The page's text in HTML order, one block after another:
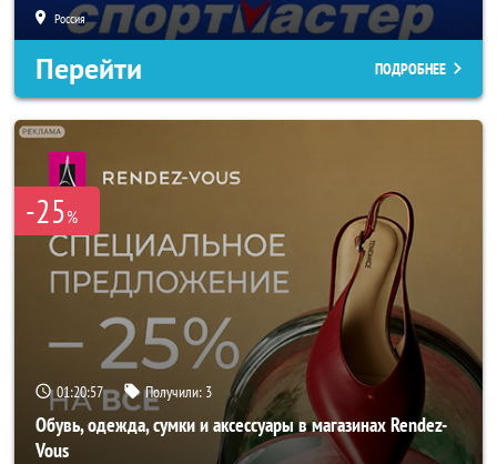
Россия
Перейти ПОДРОБНЕЕ
-25%
01:20:56 Получили: 3
Обувь, одежда, сумки и аксессуары в магазинах Rendez-
Vous